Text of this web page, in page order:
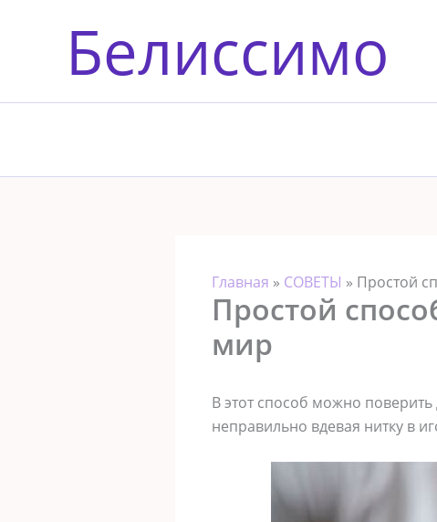
содержимомуБелиссимо
Главная » СОВЕТЫ » Простой
Простой
мир
В этот способ можно
неправильно вдевая нитку в